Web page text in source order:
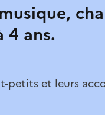
4 ans.
petits et leurs